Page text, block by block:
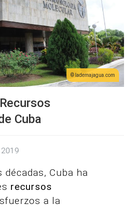
lademajagua.com
Cuba
décadas, Cuba ha
recursos
a la